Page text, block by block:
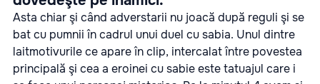
Asta chiar şi când adverstarii nu joacă după reguli şi se
bat cu pumnii în cadrul unui duel cu sabia. Unul dintre
laitmotivurile ce apare în clip, intercalat între povestea
principală şi cea a eroinei cu sabie este tatuajul care i